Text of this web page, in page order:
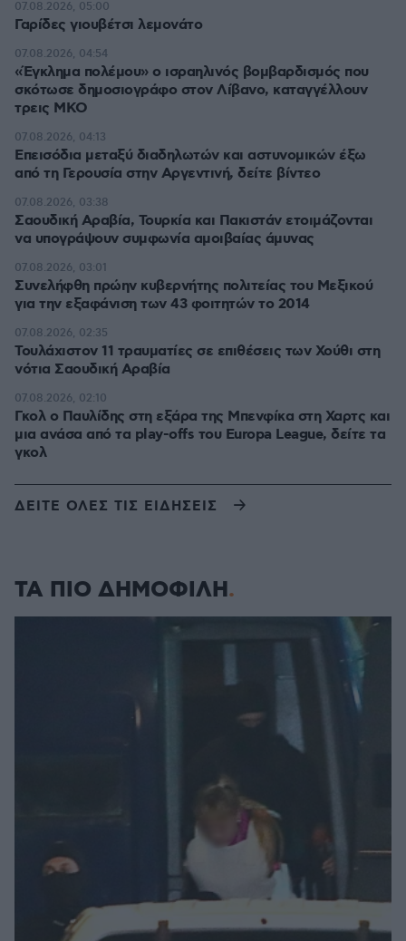
Γαρίδες γιουβέτσι λεμονάτο
07.08.2026, 05:00
«Έγκλημα πολέμου» ο ισραηλινός βομβαρδισμός που
σκότωσε δημοσιογράφο στον Λίβανο, καταγγέλλουν
τρεις ΜΚΟ
07.08.2026, 04:54
Επεισόδια μεταξύ διαδηλωτών και αστυνομικών έξω
από τη Γερουσία στην Αργεντινή, δείτε βίντεο
07.08.2026, 04:13
Σαουδική Αραβία, Τουρκία και Πακιστάν ετοιμάζονται
να υπογράψουν συμφωνία αμοιβαίας άμυνας
07.08.2026, 03:38
Συνελήφθη πρώην κυβερνήτης πολιτείας του Μεξικού
για την εξαφάνιση των 43 φοιτητών το 2014
07.08.2026, 03:01
Τουλάχιστον 11 τραυματίες σε επιθέσεις των Χούθι στη
νότια Σαουδική Αραβία
07.08.2026, 02:35
Γκολ ο Παυλίδης στη εξάρα της Μπενφίκα στη Χαρτς και
μια ανάσα από τα play-offs του Europa League, δείτε τα
γκολ
07.08.2026, 02:10
ΔΕΙΤΕ ΟΛΕΣ ΤΙΣ ΕΙΔΗΣΕΙΣ
ΤΑ ΠΙΟ ΔΗΜΟΦΙΛΗ